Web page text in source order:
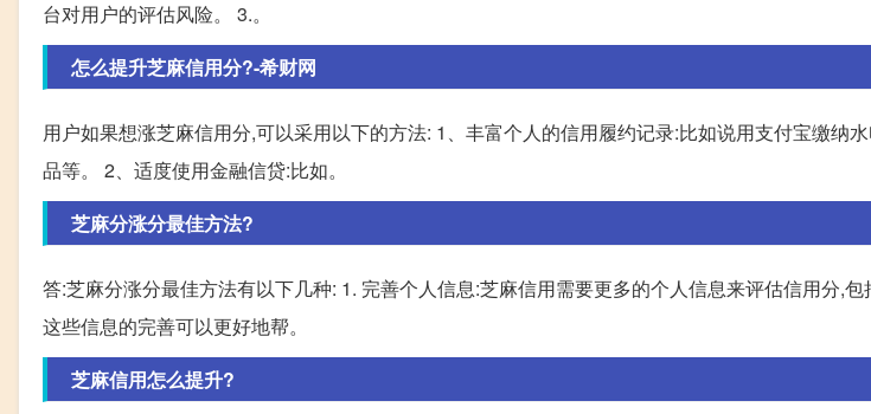
台对用户的评估风险。 3.。
怎么提升芝麻信用分?-希财网
用户如果想涨芝麻信用分,可以采用以下的方法: 1、丰富个人的信用履约记录:比如说用支付宝缴纳
品等。 2、适度使用金融信贷:比如。
芝麻分涨分最佳方法?
答:芝麻分涨分最佳方法有以下几种: 1. 完善个人信息:芝麻信用需要更多的个人信息来评估信用分,包
这些信息的完善可以更好地帮。
芝麻信用怎么提升?